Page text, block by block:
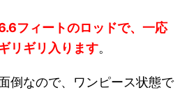
フィートのロッドで、一応
リギリ入ります。
倒なので、ワンピース状態で